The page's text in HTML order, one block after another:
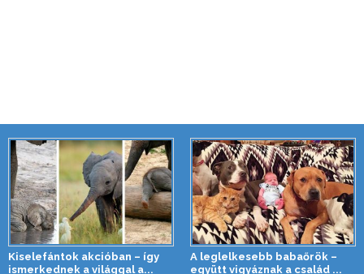
Kiselefántok akcióban – így
ismerkednek a világgal a...
A leglelkesebb babaőrök –
együtt vigyáznak a család ...